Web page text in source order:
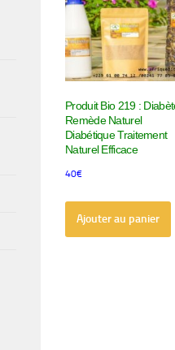
Produit Bio 219 :
Remède Naturel
Diabétique Traitement
Naturel Efficace
40€
Ajouter au panier